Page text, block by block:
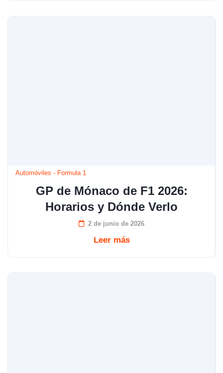
Automóviles - Formula 1
GP de Mónaco de F1 2026:
Horarios y Dónde Verlo
2 de junio de 2026
Leer más